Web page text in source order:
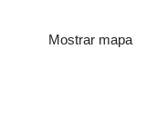
Mostrar mapa